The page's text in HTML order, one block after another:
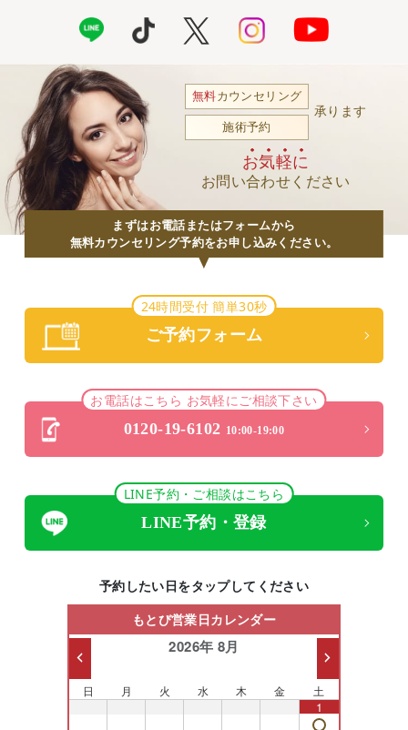
無料カウンセリング
施術予約
承ります
お気軽に
お問い合わせください
まずはお電話またはフォームから
無料カウンセリング予約をお申し込みください。
24時間受付 簡単30秒
ご予約フォーム
お電話はこちら お気軽にご相談下さい
0120-19-6102 10:00-19:00
LINE予約・ご相談はこちら
LINE予約・登録
予約したい日をタップしてください
もとび営業日カレンダー
2026年 8月
日 月 火 水 木 金 土
1